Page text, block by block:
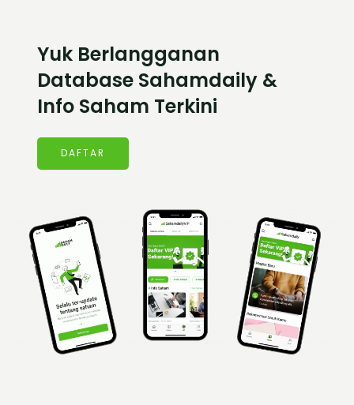
Yuk Berlangganan
Database Sahamdaily &
Info Saham Terkini
DAFTAR